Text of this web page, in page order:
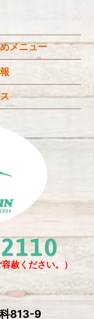
メニュー
赦ください。）
813-9